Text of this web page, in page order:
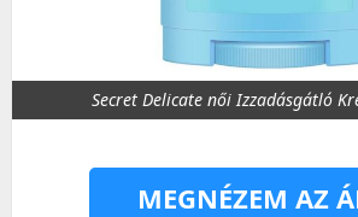
Secret Delicate női Izzadásgátló
MEGNÉZEM AZ